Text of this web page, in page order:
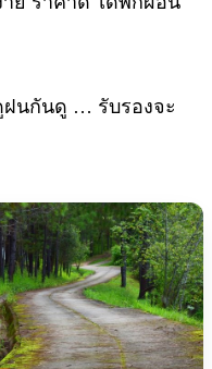
ฝนกันดู … รับรองจะ